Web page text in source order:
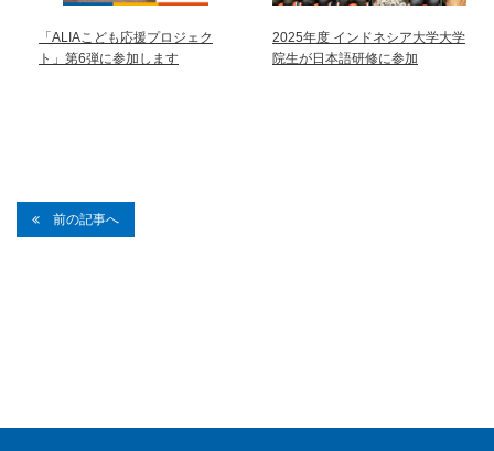
「ALIAこども応援プロジェク
ト」第6弾に参加します
2025年度 インドネシア大学大学
院生が日本語研修に参加
前の記事へ